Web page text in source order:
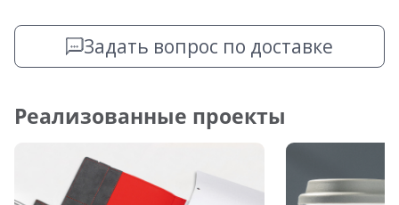
Задать вопрос по доставке
Реализованные проекты